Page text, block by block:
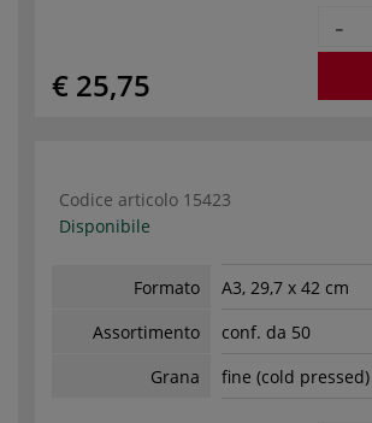
€ 25,75
-
Codice articolo 15423
Disponibile
Formato
A3, 29,7 x 42 cm
Assortimento
conf. da 50
Grana
fine (cold pressed)